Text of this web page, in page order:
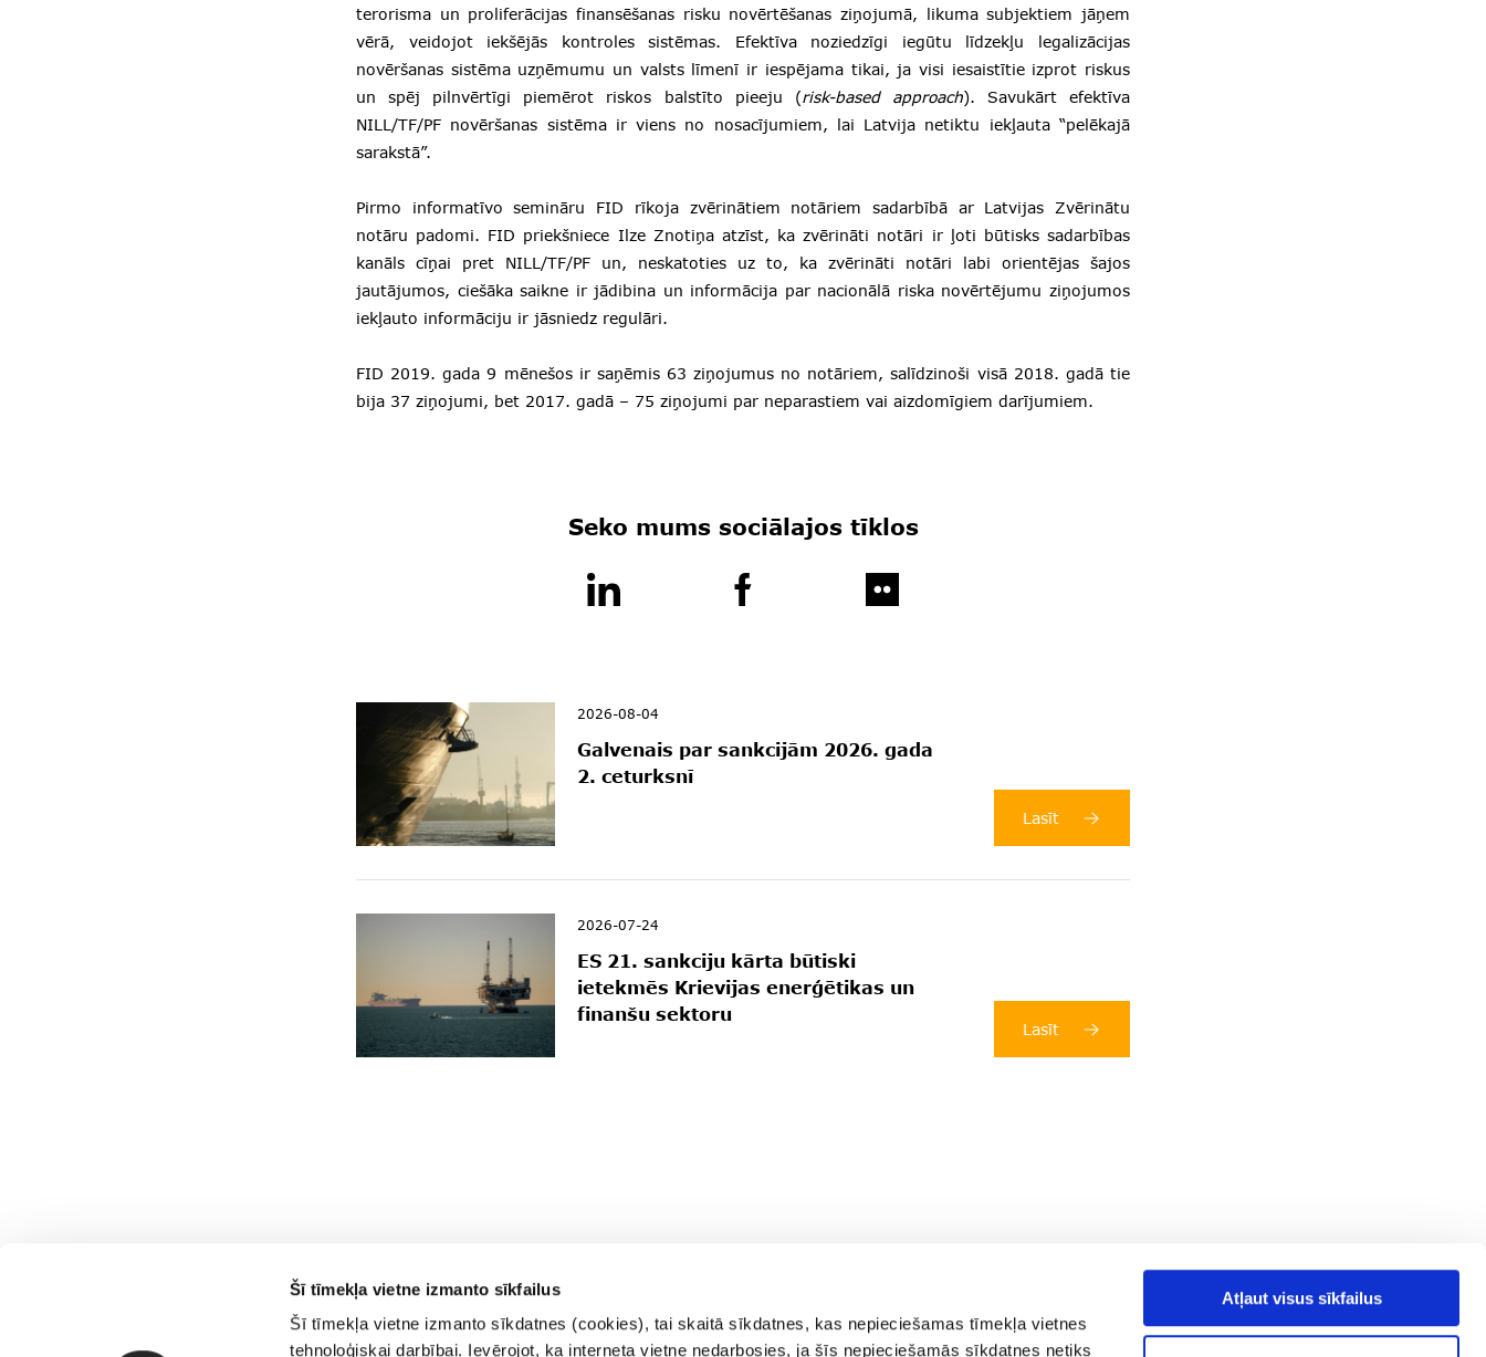
Šī tīmekļa vietne izmanto sīkfailus
Šī tīmekļa vietne izmanto sīkdatnes (cookies), tai skaitā sīkdatnes, kas nepieciešamas tīmekļa vietnes
tehnoloģiskai darbībai. Ievērojot, ka interneta vietne nedarbosies, ja šīs nepieciešamās sīkdatnes netiks
Atļaut visus sīkfailus
terorisma un proliferācijas finansēšanas risku novērtēšanas ziņojumā, likuma subjektiem jāņem
vērā, veidojot iekšējās kontroles sistēmas. Efektīva noziedzīgi iegūtu līdzekļu legalizācijas
novēršanas sistēma uzņēmumu un valsts līmenī ir iespējama tikai, ja visi iesaistītie izprot riskus
un spēj pilnvērtīgi piemērot riskos balstīto pieeju (risk-based approach). Savukārt efektīva
NILL/TF/PF novēršanas sistēma ir viens no nosacījumiem, lai Latvija netiktu iekļauta “pelēkajā
sarakstā”.
Pirmo informatīvo semināru FID rīkoja zvērinātiem notāriem sadarbībā ar Latvijas Zvērinātu
notāru padomi. FID priekšniece Ilze Znotiņa atzīst, ka zvērināti notāri ir ļoti būtisks sadarbības
kanāls cīņai pret NILL/TF/PF un, neskatoties uz to, ka zvērināti notāri labi orientējas šajos
jautājumos, ciešāka saikne ir jādibina un informācija par nacionālā riska novērtējumu ziņojumos
iekļauto informāciju ir jāsniedz regulāri.
FID 2019. gada 9 mēnešos ir saņēmis 63 ziņojumus no notāriem, salīdzinoši visā 2018. gadā tie
bija 37 ziņojumi, bet 2017. gadā – 75 ziņojumi par neparastiem vai aizdomīgiem darījumiem.
Seko mums sociālajos tīklos
2026-08-04
Galvenais par sankcijām 2026. gada
2. ceturksnī
Lasīt
2026-07-24
ES 21. sankciju kārta būtiski
ietekmēs Krievijas enerģētikas un
finanšu sektoru
Lasīt